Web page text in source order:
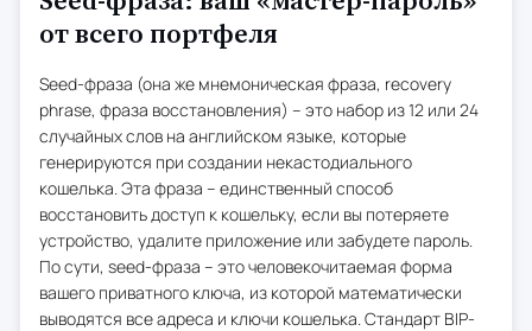
от всего портфеля
Seed-фраза (она же мнемоническая фраза, recovery
phrase, фраза восстановления) – это набор из 12 или 24
случайных слов на английском языке, которые
генерируются при создании некастодиального
кошелька. Эта фраза – единственный способ
восстановить доступ к кошельку, если вы потеряете
устройство, удалите приложение или забудете пароль.
По сути, seed-фраза – это человекочитаемая форма
вашего приватного ключа, из которой математически
выводятся все адреса и ключи кошелька. Стандарт BIP-